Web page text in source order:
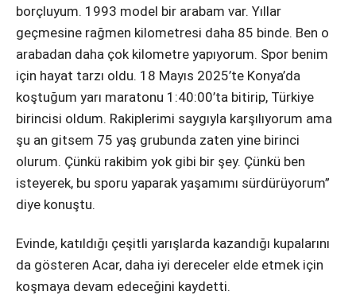
borçluyum. 1993 model bir arabam var. Yıllar
geçmesine rağmen kilometresi daha 85 binde. Ben o
arabadan daha çok kilometre yapıyorum. Spor benim
için hayat tarzı oldu. 18 Mayıs 2025’te Konya’da
koştuğum yarı maratonu 1:40:00’ta bitirip, Türkiye
birincisi oldum. Rakiplerimi saygıyla karşılıyorum ama
şu an gitsem 75 yaş grubunda zaten yine birinci
olurum. Çünkü rakibim yok gibi bir şey. Çünkü ben
isteyerek, bu sporu yaparak yaşamımı sürdürüyorum”
diye konuştu.
Evinde, katıldığı çeşitli yarışlarda kazandığı kupalarını
da gösteren Acar, daha iyi dereceler elde etmek için
koşmaya devam edeceğini kaydetti.